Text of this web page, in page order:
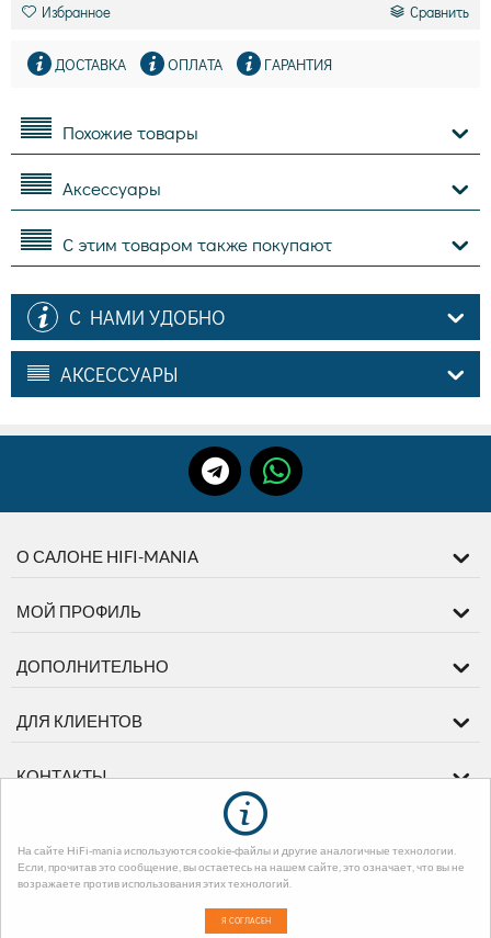
На сайте HiFi-mania используются cookie-файлы и другие аналогичные технологии.
Если, прочитав это сообщение, вы остаетесь на нашем сайте, это означает, что вы не
возражаете против использования этих технологий.
Я СОГЛАСЕН
Избранное Сравнить
ДОСТАВКА ОПЛАТА ГАРАНТИЯ
Похожие товары
Аксессуары
С этим товаром также покупают
С НАМИ УДОБНО
АКСЕССУАРЫ
О САЛОНЕ HIFI-MANIA
МОЙ ПРОФИЛЬ
ДОПОЛНИТЕЛЬНО
ДЛЯ КЛИЕНТОВ
КОНТАКТЫ
© 2003-2026 диМЕДИА. На базеCS-Cart - Платформа для интернет-
магазинов. Design by EnergoThemes -CS-Cart Themes